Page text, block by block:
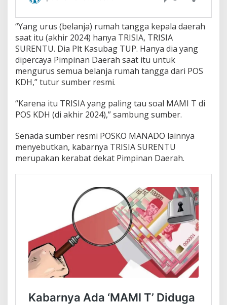
“Yang urus (belanja) rumah tangga kepala daerah
saat itu (akhir 2024) hanya TRISIA, TRISIA
SURENTU. Dia Plt Kasubag TUP. Hanya dia yang
dipercaya Pimpinan Daerah saat itu untuk
mengurus semua belanja rumah tangga dari POS
KDH,” tutur sumber resmi.
“Karena itu TRISIA yang paling tau soal MAMI T di
POS KDH (di akhir 2024),” sambung sumber.
Senada sumber resmi POSKO MANADO lainnya
menyebutkan, kabarnya TRISIA SURENTU
merupakan kerabat dekat Pimpinan Daerah.